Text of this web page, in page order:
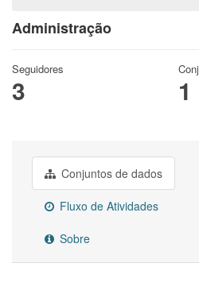
Administração
Seguidores
3 1
Conjuntos de dados
Fluxo de Atividades
Sobre